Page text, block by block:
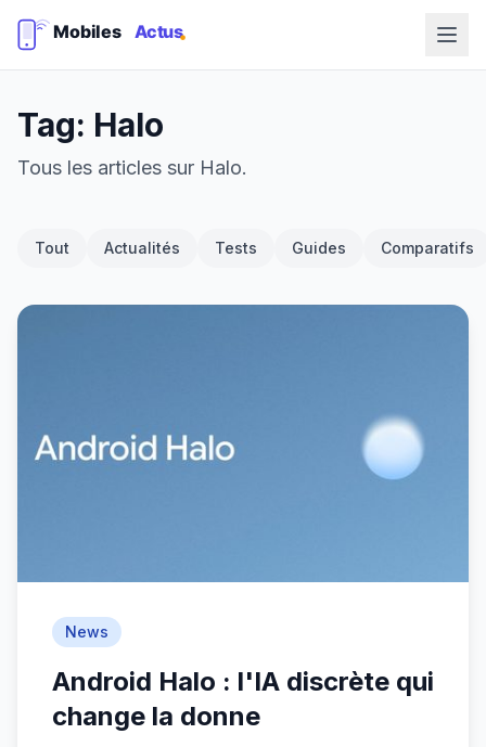
Tag: Halo
Tous les articles sur Halo.
Tout Actualités Tests Guides Comparatifs
News
Android Halo : l'IA discrète qui
change la donne